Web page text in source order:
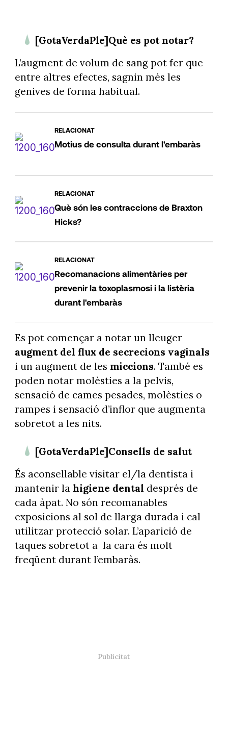
[GotaVerdaPle]Què es pot notar?
L’augment de volum de sang pot fer que
entre altres efectes, sagnin més les
genives de forma habitual.
RELACIONAT
Motius de consulta durant l'embaràs
RELACIONAT
Què són les contraccions de Braxton
Hicks?
RELACIONAT
Recomanacions alimentàries per
prevenir la toxoplasmosi i la listèria
durant l'embaràs
Es pot començar a notar un lleuger
augment del flux de secrecions vaginals
i un augment de les miccions. També es
poden notar molèsties a la pelvis,
sensació de cames pesades, molèsties o
rampes i sensació d’inflor que augmenta
sobretot a les nits.
[GotaVerdaPle]Consells de salut
És aconsellable visitar el/la dentista i
mantenir la higiene dental després de
cada àpat. No són recomanables
exposicions al sol de llarga durada i cal
utilitzar protecció solar. L’aparició de
taques sobretot a la cara és molt
freqüent durant l’embaràs.